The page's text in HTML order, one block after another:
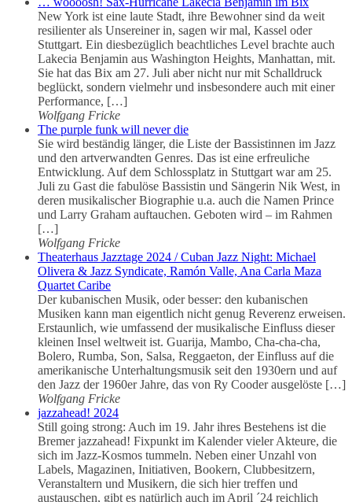
New York ist eine laute Stadt, ihre Bewohner sind da weit
resilienter als Unsereiner in, sagen wir mal, Kassel oder
Stuttgart. Ein diesbezüglich beachtliches Level brachte auch
Lakecia Benjamin aus Washington Heights, Manhattan, mit.
Sie hat das Bix am 27. Juli aber nicht nur mit Schalldruck
beglückt, sondern vielmehr und insbesondere auch mit einer
Performance, […]
Wolfgang Fricke
The purple funk will never die
Sie wird beständig länger, die Liste der Bassistinnen im Jazz
und den artverwandten Genres. Das ist eine erfreuliche
Entwicklung. Auf dem Schlossplatz in Stuttgart war am 25.
Juli zu Gast die fabulöse Bassistin und Sängerin Nik West, in
deren musikalischer Biographie u.a. auch die Namen Prince
und Larry Graham auftauchen. Geboten wird – im Rahmen
[…]
Wolfgang Fricke
Theaterhaus Jazztage 2024 / Cuban Jazz Night: Michael
Olivera & Jazz Syndicate, Ramón Valle, Ana Carla Maza
Quartet Caribe
Der kubanischen Musik, oder besser: den kubanischen
Musiken kann man eigentlich nicht genug Reverenz erweisen.
Erstaunlich, wie umfassend der musikalische Einfluss dieser
kleinen Insel weltweit ist. Guarija, Mambo, Cha-cha-cha,
Bolero, Rumba, Son, Salsa, Reggaeton, der Einfluss auf die
amerikanische Unterhaltungsmusik seit den 1930ern und auf
den Jazz der 1960er Jahre, das von Ry Cooder ausgelöste […]
Wolfgang Fricke
jazzahead! 2024
Still going strong: Auch im 19. Jahr ihres Bestehens ist die
Bremer jazzahead! Fixpunkt im Kalender vieler Akteure, die
sich im Jazz-Kosmos tummeln. Neben einer Unzahl von
Labels, Magazinen, Initiativen, Bookern, Clubbesitzern,
Veranstaltern und Musikern, die sich hier treffen und
austauschen, gibt es natürlich auch im April ´24 reichlich